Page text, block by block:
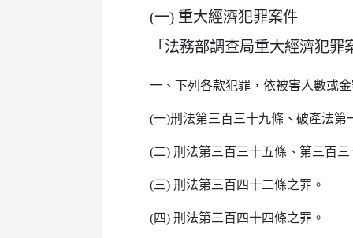
(一) 重大經濟犯罪案件
「法務部調查局重大經濟犯
一、下列各款犯罪，依被害人數或
(一)刑法第三百三十九條、破產法
(二) 刑法第三百三十五條、第三百
(三) 刑法第三百四十二條之罪。
(四) 刑法第三百四十四條之罪。